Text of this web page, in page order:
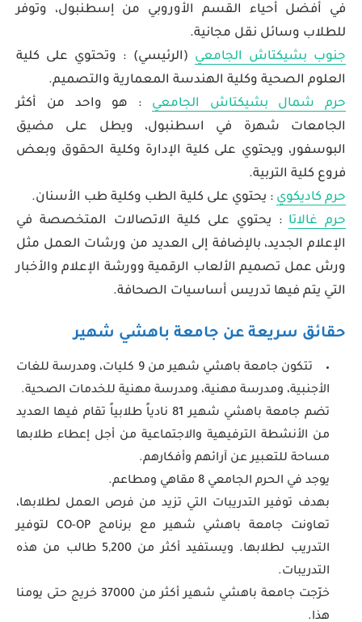
في أفضل أحياء القسم الأوروبي من إسطنبول، وتوفر
للطلاب وسائل نقل مجانية.
جنوب بشيكتاش الجامعي (الرئيسي) : وتحتوي على كلية
العلوم الصحية وكلية الهندسة المعمارية والتصميم.
حرم شمال بشيكتاش الجامعي : هو واحد من أكثر
الجامعات شهرة في اسطنبول، ويطل على مضيق
البوسفور، ويحتوي على كلية الإدارة وكلية الحقوق وبعض
فروع كلية التربية.
حرم كاديكوي : يحتوي على كلية الطب وكلية طب الأسنان.
حرم غالاتا : يحتوي على كلية الاتصالات المتخصصة في
الإعلام الجديد، بالإضافة إلى العديد من ورشات العمل مثل
ورش عمل تصميم الألعاب الرقمية وورشة الإعلام والأخبار
التي يتم فيها تدريس أساسيات الصحافة.
حقائق سريعة عن جامعة باهشي شهير
تتكون جامعة باهشي شهير من 9 كليات، ومدرسة للغات
الأجنبية، ومدرسة مهنية، ومدرسة مهنية للخدمات الصحية.
تضم جامعة باهشي شهير 81 نادياً طلابياً تقام فيها العديد
من الأنشطة الترفيهية والاجتماعية من أجل إعطاء طلابها
مساحة للتعبير عن آرائهم وأفكارهم.
يوجد في الحرم الجامعي 8 مقاهي ومطاعم.
بهدف توفير التدريبات التي تزيد من فرص العمل لطلابها،
تعاونت جامعة باهشي شهير مع برنامج CO-OP لتوفير
التدريب لطلابها. ويستفيد أكثر من 5,200 طالب من هذه
التدريبات.
خرّجت جامعة باهشي شهير أكثر من 37000 خريج حتى يومنا
هذا.